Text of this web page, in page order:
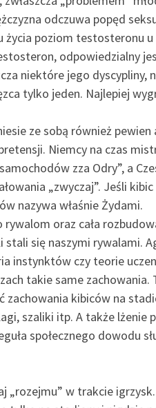
odczuwa popęd
życia poziom testosteronu
odpowiedzialny
niektóre jego dyscypliny,
tylko jeden. Najlepiej
ze sobą również
Niemcy na czas
zza Odry”, a
„zwyczaj”. Jeśli
nazywa właśnie Żydami.
oraz cała
się naszymi rywalami.
czy teorie
takie same
kibiców na
szaliki itp. A także lżenie
społecznego dowodu
w trakcie